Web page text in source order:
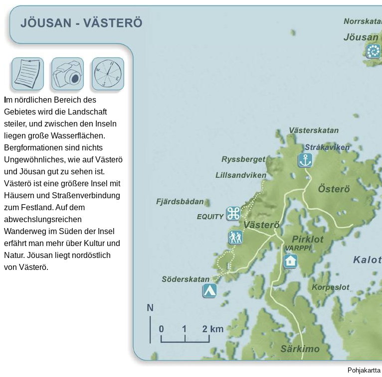
m nördlichen Bereich des
Gebietes wird die Landschaft
steiler, und zwischen den Inseln
liegen große Wasserflächen.
Bergformationen sind nichts
Ungewöhnliches, wie auf Västerö
und Jöusan gut zu sehen ist.
Västerö ist eine größere Insel mit
Häusern und Straßenverbindung
zum Festland. Auf dem
abwechslungsreichen
Wanderweg im Süden der Insel
erfährt man mehr über Kultur und
Natur. Jöusan liegt nordöstlich
von Västerö.